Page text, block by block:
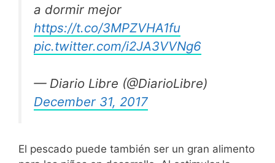
a dormir mejor
https://t.co/3MPZVHA1fu
pic.twitter.com/i2JA3VVNg6
— Diario Libre (@DiarioLibre)
December 31, 2017
El pescado puede también ser un gran alimento